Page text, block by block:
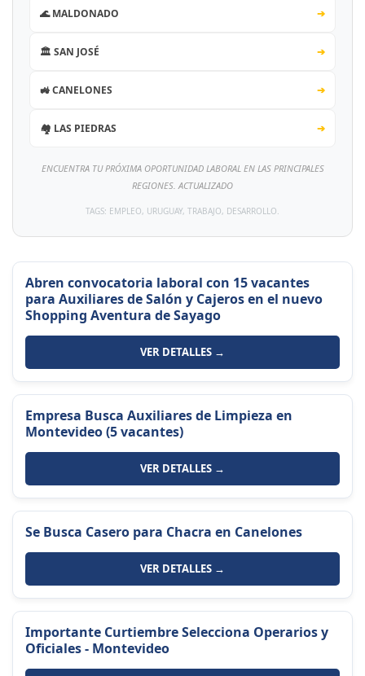
🌊 MALDONADO ➔
🏛️ SAN JOSÉ ➔
🚜 CANELONES ➔
🏘️ LAS PIEDRAS ➔
ENCUENTRA TU PRÓXIMA OPORTUNIDAD LABORAL EN LAS PRINCIPALES
REGIONES. ACTUALIZADO
TAGS: EMPLEO, URUGUAY, TRABAJO, DESARROLLO.
Abren convocatoria laboral con 15 vacantes
para Auxiliares de Salón y Cajeros en el nuevo
Shopping Aventura de Sayago
VER DETALLES →
Empresa Busca Auxiliares de Limpieza en
Montevideo (5 vacantes)
VER DETALLES →
Se Busca Casero para Chacra en Canelones
VER DETALLES →
Importante Curtiembre Selecciona Operarios y
Oficiales - Montevideo